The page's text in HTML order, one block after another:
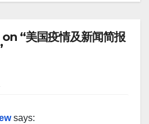
“美国疫情及新闻简报
says: